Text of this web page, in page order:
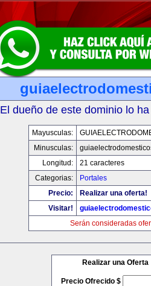
El dueño de este dominio lo
Mayusculas:
Minusculas:
Longitud:
21 caracteres
Categorias:
Portales
Precio:
Realizar una oferta!
Visitar!
Serán consideradas
Realizar una Oferta
Precio Ofrecido $